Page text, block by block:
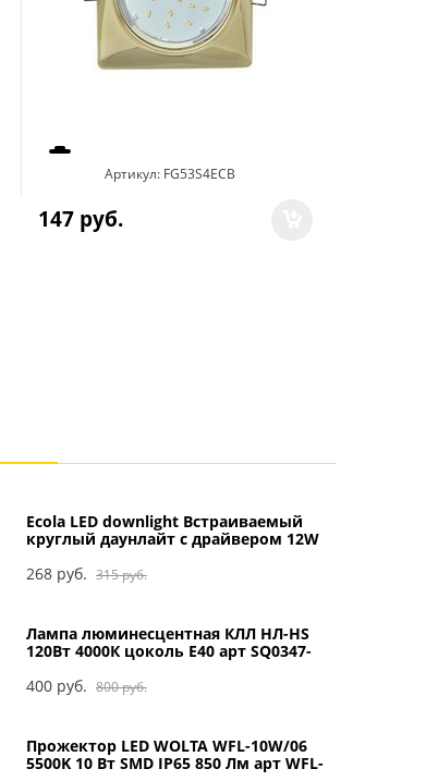
Артикул: FG53S4ECB
147 руб.
Ecola LED downlight Встраиваемый
круглый даунлайт с драйвером 12W
315 руб.
268 руб.
Лампа люминесцентная КЛЛ НЛ-HS
120Вт 4000К цоколь Е40 арт SQ0347-
800 руб.
400 руб.
Прожектор LED WOLTA WFL-10W/06
5500K 10 Вт SMD IP65 850 Лм арт WFL-